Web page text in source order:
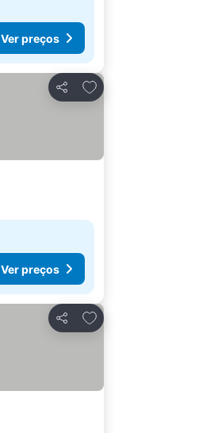
Ver preços
Partilhar
Adicionar aos favoritos
Ver preços
Partilhar
Adicionar aos favoritos